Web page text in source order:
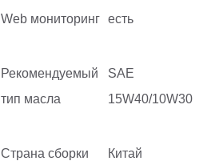
Web мониторинг есть
Рекомендуемый
тип масла
SAE
15W40/10W30
Страна сборки Китай